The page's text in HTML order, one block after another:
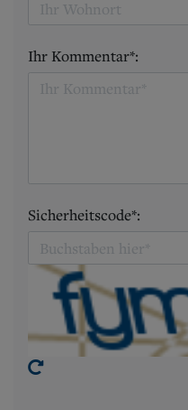
Ihr Kommentar*:
Sicherheitscode*: